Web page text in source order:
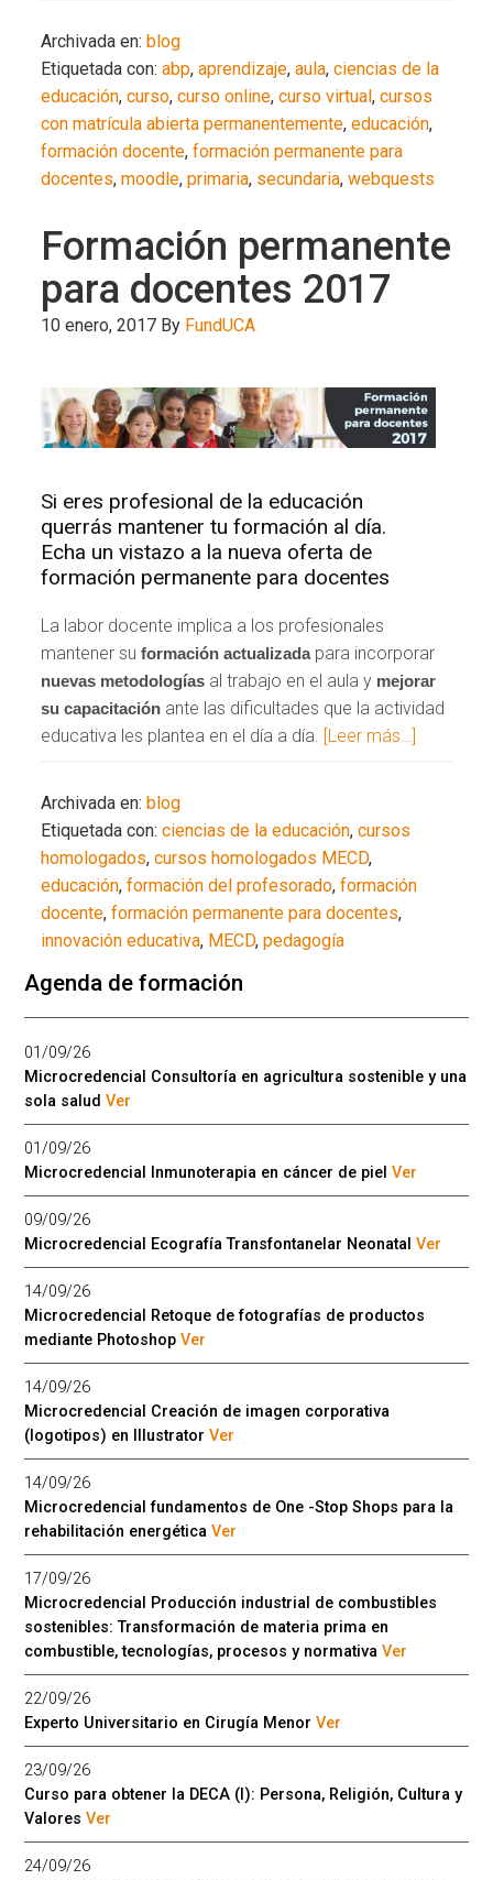
Archivada en:blog
Etiquetada con:abp,aprendizaje,aula,ciencias de la
educación,curso,curso online,curso virtual,cursos
con matrícula abierta permanentemente,educación,
formación docente,formación permanente para
docentes,moodle,primaria, secundaria,webquests
Formación permanente
para docentes 2017
10 enero, 2017 By FundUCA
Si eres profesional de la educación
querrás mantener tu formación al día.
Echa un vistazo a la nueva oferta de
formación permanente para docentes
La labor docente implica a los profesionales
mantener suformación actualizadapara incorporar
nuevas metodologías al trabajo en el aula y mejorar
su capacitación ante las dificultades que la actividad
educativa les plantea en el día a día. [Leer más…]
Archivada en:blog
Etiquetada con:ciencias de la educación,cursos
homologados,cursos homologados MECD,
educación,formación del profesorado,formación
docente,formación permanente para docentes,
innovación educativa, MECD,pedagogía
Agenda de formación
01/09/26
Microcredencial Consultoría en agricultura sostenible y una
sola saludVer
01/09/26
Microcredencial Inmunoterapia en cáncer de pielVer
09/09/26
Microcredencial Ecografía Transfontanelar NeonatalVer
14/09/26
Microcredencial Retoque de fotografías de productos
mediante PhotoshopVer
14/09/26
Microcredencial Creación de imagen corporativa
(logotipos) en IllustratorVer
14/09/26
Microcredencial fundamentos de One -Stop Shops para la
rehabilitación energéticaVer
17/09/26
Microcredencial Producción industrial de combustibles
sostenibles: Transformación de materia prima en
combustible, tecnologías, procesos y normativaVer
22/09/26
Experto Universitario en Cirugía MenorVer
23/09/26
Curso para obtener la DECA (I): Persona, Religión, Cultura y
ValoresVer
24/09/26